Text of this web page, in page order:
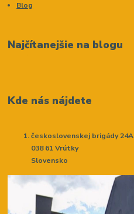
Blog
Najčítanejšie na blogu
Kde nás nájdete
československej brigády 24A
038 61 Vrútky
Slovensko